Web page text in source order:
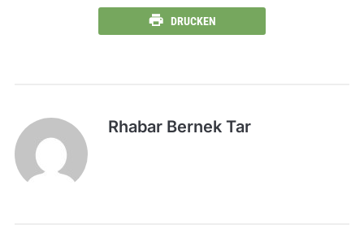
DRUCKEN
Rhabar Bernek Tar